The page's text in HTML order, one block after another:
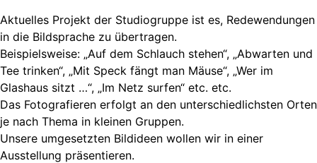
Aktuelles Projekt der Studiogruppe ist es, Redewendungen
in die Bildsprache zu übertragen.
Beispielsweise: „Auf dem Schlauch stehen“, „Abwarten und
Tee trinken“, „Mit Speck fängt man Mäuse“, „Wer im
Glashaus sitzt …“, „Im Netz surfen“ etc. etc.
Das Fotografieren erfolgt an den unterschiedlichsten Orten
je nach Thema in kleinen Gruppen.
Unsere umgesetzten Bildideen wollen wir in einer
Ausstellung präsentieren.